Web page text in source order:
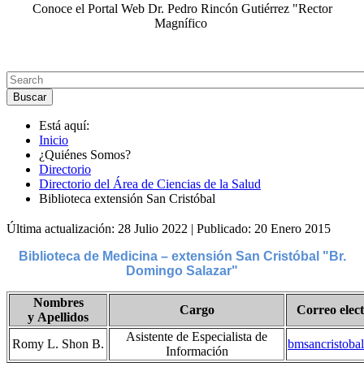
Conoce el Portal Web Dr. Pedro Rincón Gutiérrez "Rector
Magnífico
Está aquí:
Inicio
¿Quiénes Somos?
Directorio
Directorio del Área de Ciencias de la Salud
Biblioteca extensión San Cristóbal
Última actualización: 28 Julio 2022 | Publicado: 20 Enero 2015
Biblioteca de Medicina – extensión San Cristóbal "Br.
Domingo Salazar"
Nombres
y Apellidos
Cargo Correo
Romy L. Shon B.
Asistente de Especialista de
Información